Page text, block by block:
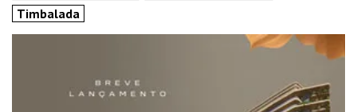
Timbalada